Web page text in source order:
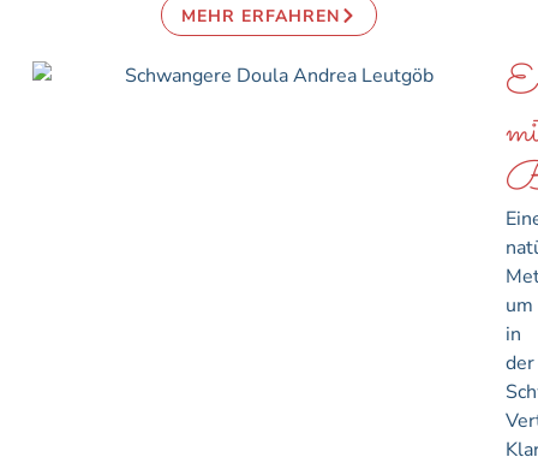
MEHR ERFAHREN
um
in
der